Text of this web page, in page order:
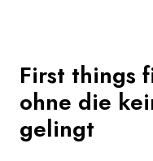
First things
ohne die
gelingt